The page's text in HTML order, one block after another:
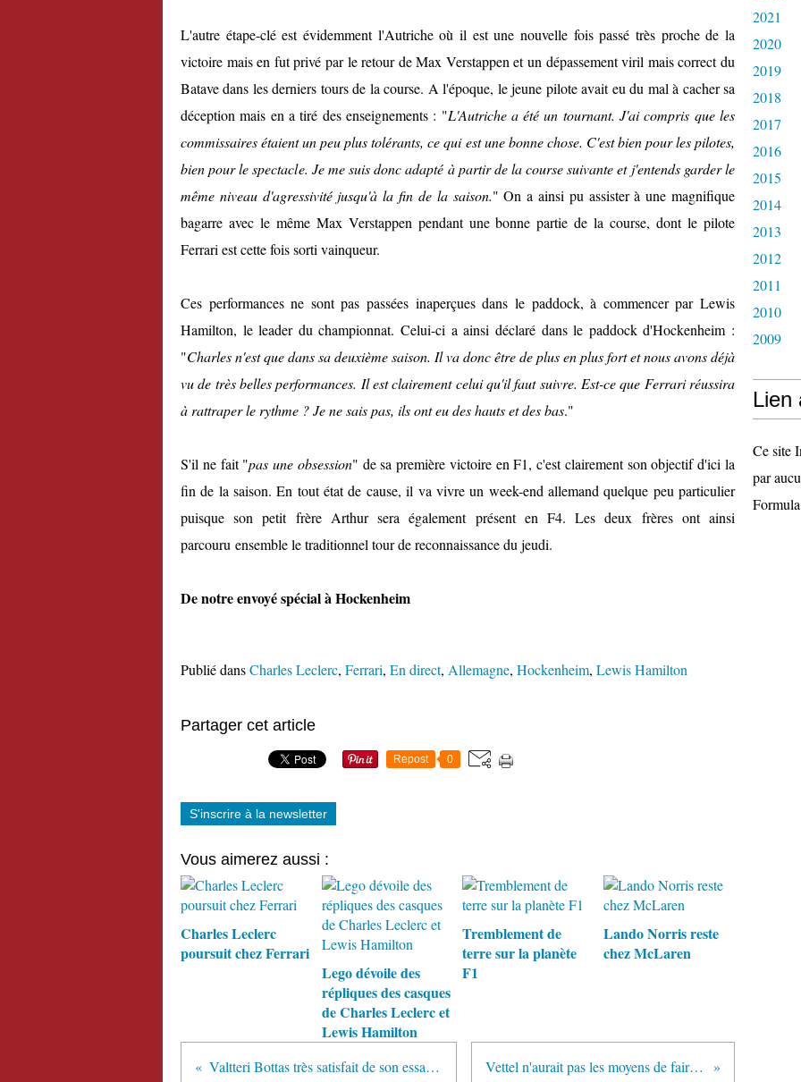
L'autre étape-clé est évidemment l'Autriche où il est une nouvelle fois passé très proche de la
victoire mais en fut privé par le retour de Max Verstappen et un dépassement viril mais correct du
Batave dans les derniers tours de la course. A l'époque, le jeune pilote avait eu du mal à cacher sa
déception mais en a tiré des enseignements : "L'Autriche a été un tournant. J'ai compris que les
commissaires étaient un peu plus tolérants, ce qui est une bonne chose. C'est bien pour les pilotes,
bien pour le spectacle. Je me suis donc adapté à partir de la course suivante et j'entends garder le
même niveau d'agressivité jusqu'à la fin de la saison." On a ainsi pu assister à une magnifique
bagarre avec le même Max Verstappen pendant une bonne partie de la course, dont le pilote
Ferrari est cette fois sorti vainqueur.
Ces performances ne sont pas passées inaperçues dans le paddock, à commencer par Lewis
Hamilton, le leader du championnat. Celui-ci a ainsi déclaré dans le paddock d'Hockenheim :
"Charles n'est que dans sa deuxième saison. Il va donc être de plus en plus fort et nous avons déjà
vu de très belles performances. Il est clairement celui qu'il faut suivre. Est-ce que Ferrari réussira
à rattraper le rythme ? Je ne sais pas, ils ont eu des hauts et des bas."
S'il ne fait "pas une obsession" de sa première victoire en F1, c'est clairement son objectif d'ici la
fin de la saison. En tout état de cause, il va vivre un week-end allemand quelque peu particulier
puisque son petit frère Arthur sera également présent en F4. Les deux frères ont ainsi
parcouru ensemble le traditionnel tour de reconnaissance du jeudi.
De notre envoyé spécial à Hockenheim
Publié dansCharles Leclerc, Ferrari, En direct, Allemagne, Hockenheim, Lewis Hamilton
Partager cet article
Repost 0
S'inscrire à la newsletter
Vous aimerez aussi :
Charles Leclerc
poursuit chez Ferrari
Lego dévoile des
répliques des casques
de Charles Leclerc et
Lewis Hamilton
Tremblement de
terre sur la planète
F1
Lando Norris reste
chez McLaren
Valtteri Bottas très satisfait de son essai en rallye chez Toyota Vettel n'aurait pas les moyens de faire carrière aujourd'hui
2021
2020
2019
2018
2017
2016
2015
2014
2013
2012
2011
2010
2009
Lien
Ce site
par